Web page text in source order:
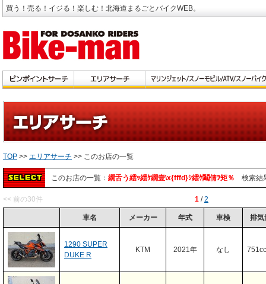
買う！売る！イジる！楽しむ！北海道まるごとバイクWEB。
TOP >> エリアサーチ >> このお店の一覧
このお店の一覧： 繝舌う繧ｯ繧ｹ繝壹\x{fffd}ｼ繧ｹ鬮倩ｦ矩％ 検索結
<< 前の30件 1 /2
車名 メーカー 年式 車検 排気
1290 SUPER
DUKE R
KTM 2021年 なし